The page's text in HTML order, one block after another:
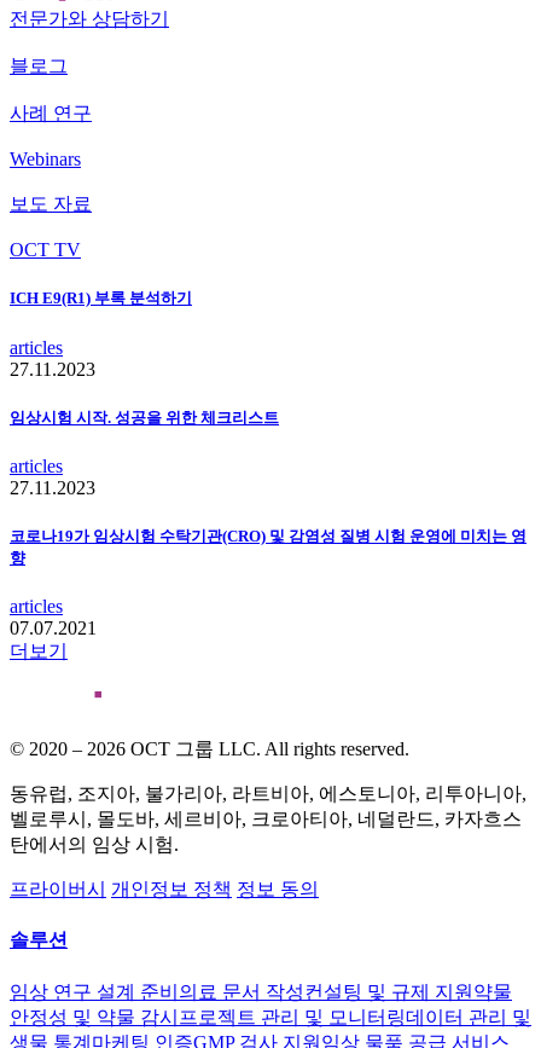
전문가와 상담하기
블로그
사례 연구
Webinars
보도 자료
OCT TV
ICH E9(R1) 부록 분석하기
articles
27.11.2023
임상시험 시작. 성공을 위한 체크리스트
articles
27.11.2023
코로나19가 임상시험 수탁기관(CRO) 및 감염성 질병 시험 운영에 미치는 영
향
articles
07.07.2021
더보기
© 2020 – 2026 OCT 그룹 LLC. All rights reserved.
동유럽, 조지아, 불가리아, 라트비아, 에스토니아, 리투아니아,
벨로루시, 몰도바, 세르비아, 크로아티아, 네덜란드, 카자흐스
탄에서의 임상 시험.
프라이버시 개인정보 정책 정보 동의
솔루션
임상 연구 설계 준비 의료 문서 작성컨설팅 및 규제 지원 약물
안정성 및 약물 감시 프로젝트 관리 및 모니터링데이터 관리 및
생물 통계 마케팅 인증GMP 검사 지원 임상 물품 공급 서비스